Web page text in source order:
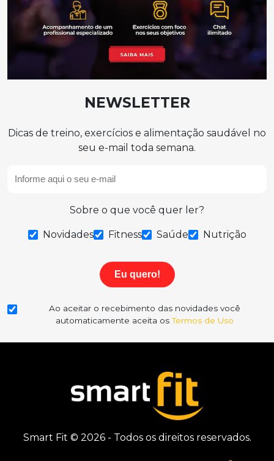
NEWSLETTER
Dicas de treino, exercícios e alimentação saudável no
seu e-mail toda semana.
Sobre o que você quer ler?
Novidades Fitness Saúde Nutrição
Eu quero!
Ao aceitar o recebimento das novidades você
automaticamente aceita osTermos de Uso
Smart Fit © 2026 - Todos os direitos reservados.